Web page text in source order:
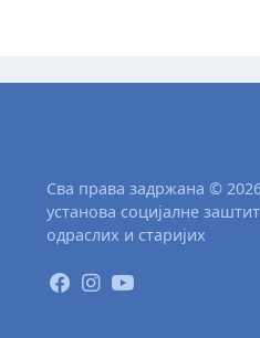
Сва права задржана ©
установа социјалне
одраслих и старијих